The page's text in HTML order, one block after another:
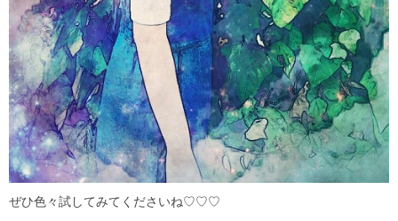
ぜひ色々試してみてくださいね♡♡♡